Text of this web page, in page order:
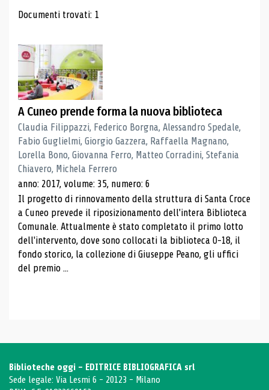
Risultati di ricerca
Documenti trovati: 1
A Cuneo prende forma la nuova biblioteca
Claudia Filippazzi, Federico Borgna, Alessandro Spedale,
Fabio Guglielmi, Giorgio Gazzera, Raffaella Magnano,
Lorella Bono, Giovanna Ferro, Matteo Corradini, Stefania
Chiavero, Michela Ferrero
anno: 2017, volume: 35, numero: 6
Il progetto di rinnovamento della struttura di Santa Croce
a Cuneo prevede il riposizionamento dell'intera Biblioteca
Comunale. Attualmente è stato completato il primo lotto
dell'intervento, dove sono collocati la biblioteca 0-18, il
fondo storico, la collezione di Giuseppe Peano, gli uffici
del premio ...
Biblioteche oggi - EDITRICE BIBLIOGRAFICA srl
Sede legale: Via Lesmi 6 - 20123 - Milano